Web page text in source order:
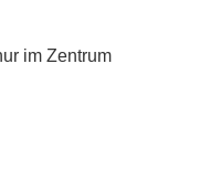
im Zentrum